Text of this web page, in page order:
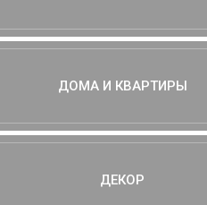
ДОМА И КВАРТИРЫ
ДЕКОР